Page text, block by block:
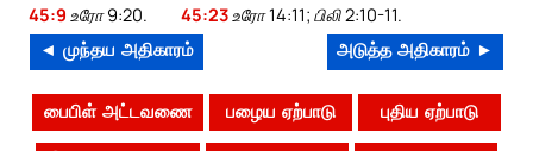
45:9 உரோ 9:20. 45:23 உரோ 14:11; பிலி 2:10-11.
◄ முந்தய அதிகாரம் அடுத்த அதிகாரம் ►
பைபிள் அட்டவணை பழைய ஏற்பாடு புதிய ஏற்பாடு